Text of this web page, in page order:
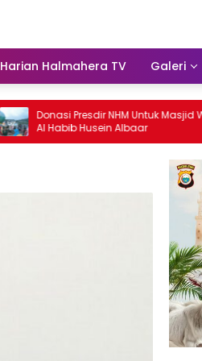
Harian Halmahera TV Galeri
Donasi Presdir NHM Untuk Masjid
Al Habib Husein Albaar